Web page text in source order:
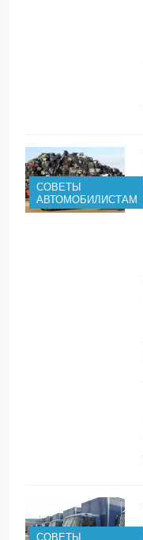
СОВЕТЫ
АВТОМОБИЛИСТАМ